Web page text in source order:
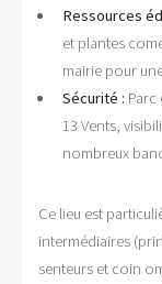
Ressources
et plantes
mairie pour
Sécurité :
13 Vents,
nombreux
Ce lieu est
intermédiaires
senteurs et coin